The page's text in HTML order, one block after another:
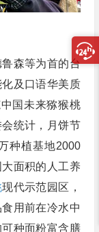
森等为首的台
及口语华美质
国未来猕猴桃
统计，月饼节
种植基地2000
面积的人工养
现代示范园区，
用前在冷水中
种面粉富含膳